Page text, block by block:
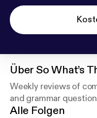
Über So What’s
Weekly reviews of
and grammar
Alle Folgen